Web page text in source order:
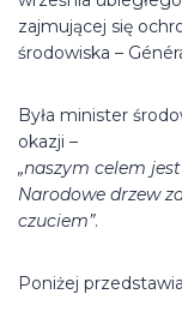
zajmującej się
środowiska –
Była minister
okazji –
„naszym celem
Narodowe drzew
czuciem”.
Poniżej